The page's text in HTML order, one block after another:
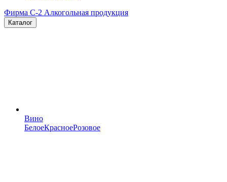
Фирма C-2 Алкогольная продукция
Каталог
Вино
БелоеКрасноеРозовое